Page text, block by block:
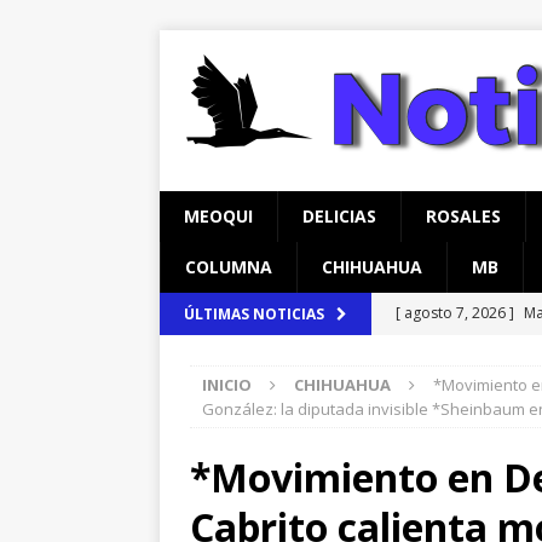
MEOQUI DELICIAS ROSALES
COLUMNA CHIHUAHUA MB
ÚLTIMAS NOTICIAS [ agosto 7, 2026 ]
temprana para
respaldan su
[ agosto 8, 2026 ]
INICIO CHIHUAHUA
*Movimiento
González: la diputada invisible *Sheinbaum
*Movimiento en
Cabrito calienta